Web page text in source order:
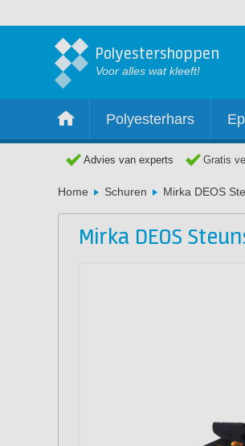
Polyestershoppen
Voor alles wat kleeft!
Polyesterhars
Advies van experts Gratis
Home Schuren Mirka DEOS
Mirka DEOS